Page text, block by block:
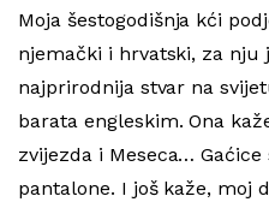
Moja šestogodišnja kći
njemački i hrvatski, za nju
najprirodnija stvar na
barata engleskim. Ona
zvijezda i Meseca…
pantalone. I još kaže, moj